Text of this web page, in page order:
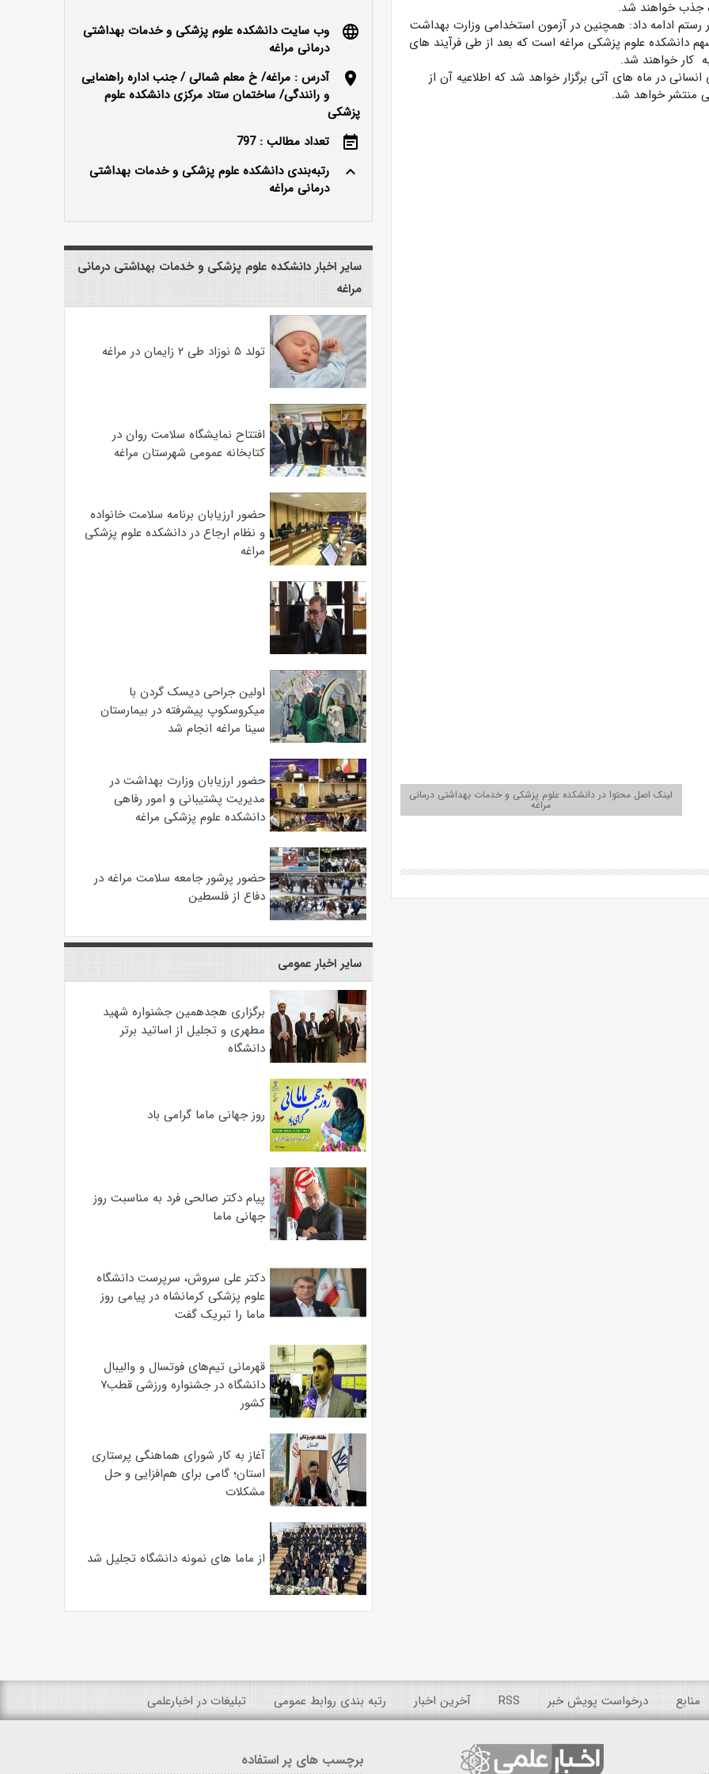
ادامه داد: همچنین در آزمون استخدامی وزارت بهداشت
سهم دانشکده علوم پزشکی مراغه است که بعد از طی فرآیند های
کار خواهند شد.
در ماه های آتی برگزار خواهد شد که اطلاعیه آن از
منتشر خواهد شد.
لینک اصل محتوا در دانشکده علوم پزشکی و خدمات بهداشتی درمانی
مراغه
language
وب سایت دانشکده علوم پزشکی و خدمات بهداشتی
درمانی مراغه
location_on
آدرس : مراغه/ خ معلم شمالی / جنب اداره راهنمایی
و رانندگی/ ساختمان ستاد مرکزی دانشکده علوم
پزشکی
event_note
تعداد مطالب : 797
keyboard_arrow_up
رتبه‌بندی دانشکده علوم پزشکی و خدمات بهداشتی
درمانی مراغه
سایر اخبار دانشکده علوم پزشکی و خدمات بهداشتی درمانی
مراغه
تولد ۵ نوزاد طی ۲ زایمان در مراغه
افتتاح نمایشگاه سلامت روان در
کتابخانه عمومی شهرستان مراغه
حضور ارزیابان برنامه سلامت خانواده
و نظام ارجاع در دانشکده علوم پزشکی
مراغه
اولین جراحی دیسک گردن با
میکروسکوپ پیشرفته در بیمارستان
سینا مراغه انجام شد
حضور ارزیابان وزارت بهداشت در
مدیریت پشتیبانی و امور رفاهی
دانشکده علوم پزشکی مراغه
حضور پرشور جامعه سلامت مراغه در
دفاع از فلسطین
سایر اخبار عمومی
برگزاری هجدهمین جشنواره شهید
مطهری و تجلیل از اساتید برتر
دانشگاه
روز جهانی ماما گرامی باد
پیام دکتر صالحی فرد به مناسبت روز
جهانی ماما
دکتر علی سروش، سرپرست دانشگاه
علوم پزشکی کرمانشاه در پیامی روز
ماما را تبریک گفت
قهرمانی تیم‌های فوتسال و والیبال
دانشگاه در جشنواره ورزشی قطب۷
کشور
آغاز به کار شورای هماهنگی پرستاری
استان؛ گامی برای هم‌افزایی و حل
مشکلات
از ماما های نمونه دانشگاه تجلیل شد
منابع درخواست پویش خبر RSS آخرین اخبار رتبه بندی روابط عمومی تبلیغات در اخبارعلمی
برچسب های پر استفاده